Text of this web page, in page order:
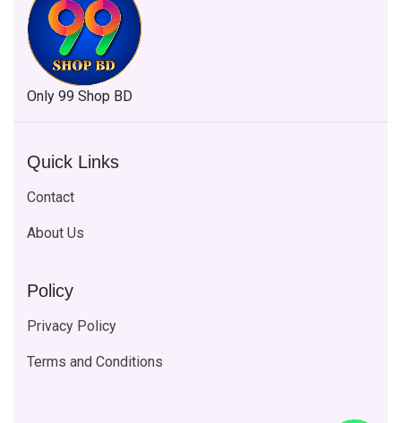
Only 99 Shop BD
Quick Links
Contact
About Us
Policy
Privacy Policy
Terms and Conditions